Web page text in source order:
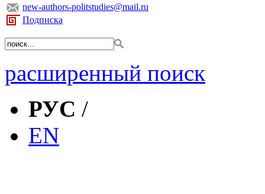
new-authors-politstudies@mail.ru
Подписка
расширенный поиск
РУС /
EN